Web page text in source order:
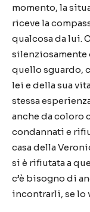
momento, la
riceve la
qualcosa da lui.
silenziosamente
quello sguardo,
lei e della sua
stessa
anche da coloro
condannati e
casa della
si è rifiutata a
c’è bisogno di
incontrarli, se lo